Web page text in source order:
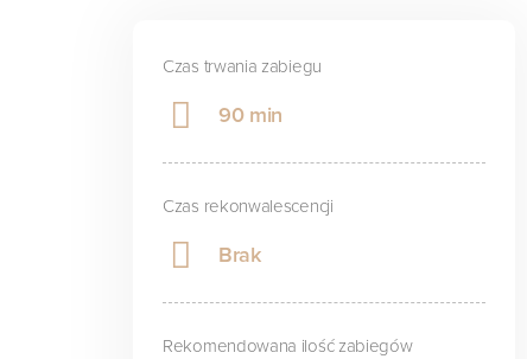
Czas trwania zabiegu
90 min
Czas rekonwalescencji
Brak
Rekomendowana ilość zabiegów